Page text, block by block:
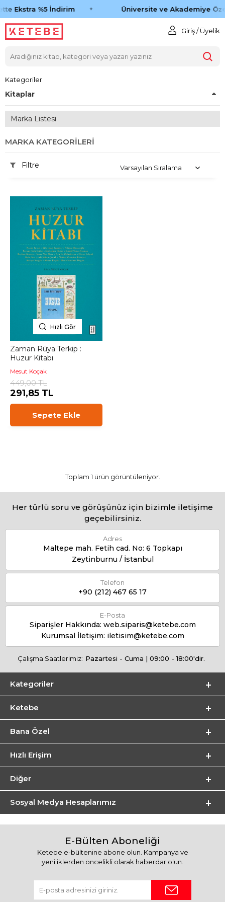
Ekstra %5 İndirim Üniversite ve Akademiye
Giriş / Üyelik
Kategoriler
Kitaplar
Marka Listesi
MARKA KATEGORILERI
Filtre
Hızlı Gör
Zaman Rüya Terkip :
Huzur Kitabı
Mesut Koçak
449,00 TL
291,85 TL
Sepete Ekle
Toplam 1 ürün görüntüleniyor.
Her türlü soru ve görüşünüz için bizimle iletişime
geçebilirsiniz.
Adres
Maltepe mah. Fetih cad. No: 6 Topkapı
Zeytinburnu / İstanbul
Telefon
+90 (212) 467 65 17
E-Posta
Siparişler Hakkında: web.siparis@ketebe.com
Kurumsal İletişim: iletisim@ketebe.com
Çalışma Saatlerimiz: Pazartesi - Cuma | 09:00 - 18:00'dir.
Kategoriler
Ketebe
Bana Özel
Hızlı Erişim
Diğer
Sosyal Medya Hesaplarımız
E-Bülten Aboneliği
Ketebe e-bültenine abone olun. Kampanya ve
yeniliklerden öncelikli olarak haberdar olun.